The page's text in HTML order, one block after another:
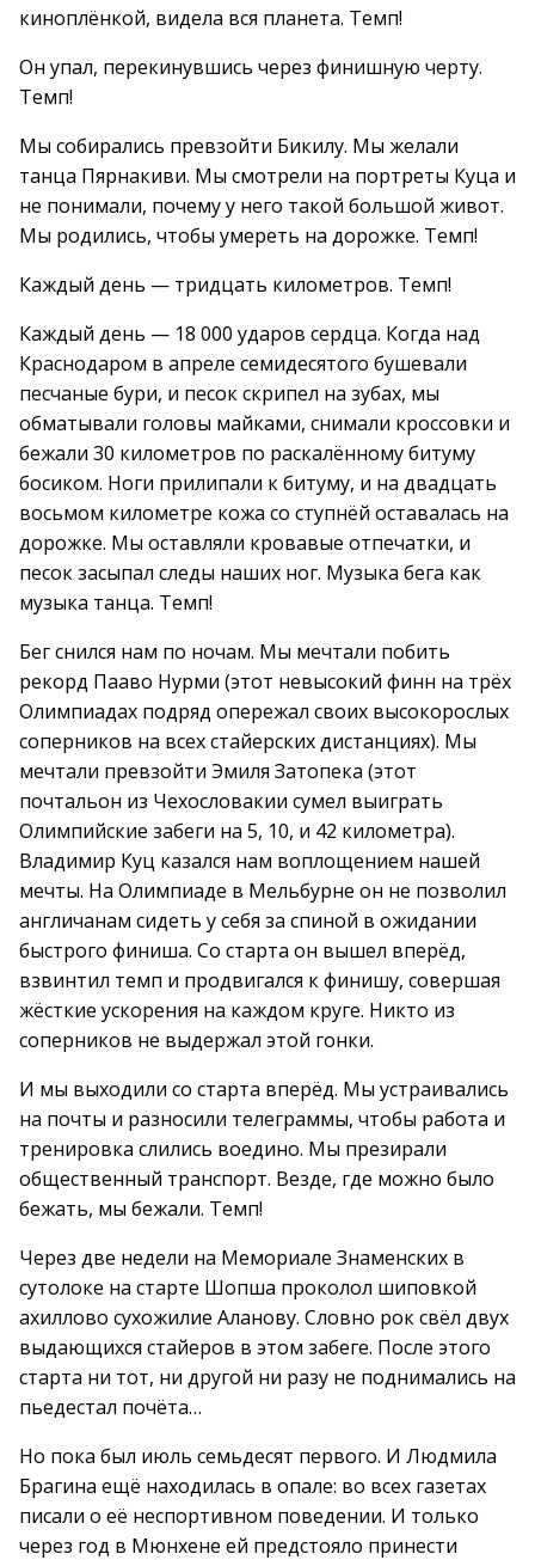
киноплёнкой, видела вся планета. Темп!
Он упал, перекинувшись через финишную черту.
Темп!
Мы собирались превзойти Бикилу. Мы желали
танца Пярнакиви. Мы смотрели на портреты Куца и
не понимали, почему у него такой большой живот.
Мы родились, чтобы умереть на дорожке. Темп!
Каждый день — тридцать километров. Темп!
Каждый день — 18 000 ударов сердца. Когда над
Краснодаром в апреле семидесятого бушевали
песчаные бури, и песок скрипел на зубах, мы
обматывали головы майками, снимали кроссовки и
бежали 30 километров по раскалённому битуму
босиком. Ноги прилипали к битуму, и на двадцать
восьмом километре кожа со ступнёй оставалась на
дорожке. Мы оставляли кровавые отпечатки, и
песок засыпал следы наших ног. Музыка бега как
музыка танца. Темп!
Бег снился нам по ночам. Мы мечтали побить
рекорд Пааво Нурми (этот невысокий финн на трёх
Олимпиадах подряд опережал своих высокорослых
соперников на всех стайерских дистанциях). Мы
мечтали превзойти Эмиля Затопека (этот
почтальон из Чехословакии сумел выиграть
Олимпийские забеги на 5, 10, и 42 километра).
Владимир Куц казался нам воплощением нашей
мечты. На Олимпиаде в Мельбурне он не позволил
англичанам сидеть у себя за спиной в ожидании
быстрого финиша. Со старта он вышел вперёд,
взвинтил темп и продвигался к финишу, совершая
жёсткие ускорения на каждом круге. Никто из
соперников не выдержал этой гонки.
И мы выходили со старта вперёд. Мы устраивались
на почты и разносили телеграммы, чтобы работа и
тренировка слились воедино. Мы презирали
общественный транспорт. Везде, где можно было
бежать, мы бежали. Темп!
Через две недели на Мемориале Знаменских в
сутолоке на старте Шопша проколол шиповкой
ахиллово сухожилие Аланову. Словно рок свёл двух
выдающихся стайеров в этом забеге. После этого
старта ни тот, ни другой ни разу не поднимались на
пьедестал почёта…
Но пока был июль семьдесят первого. И Людмила
Брагина ещё находилась в опале: во всех газетах
писали о её неспортивном поведении. И только
через год в Мюнхене ей предстояло принести